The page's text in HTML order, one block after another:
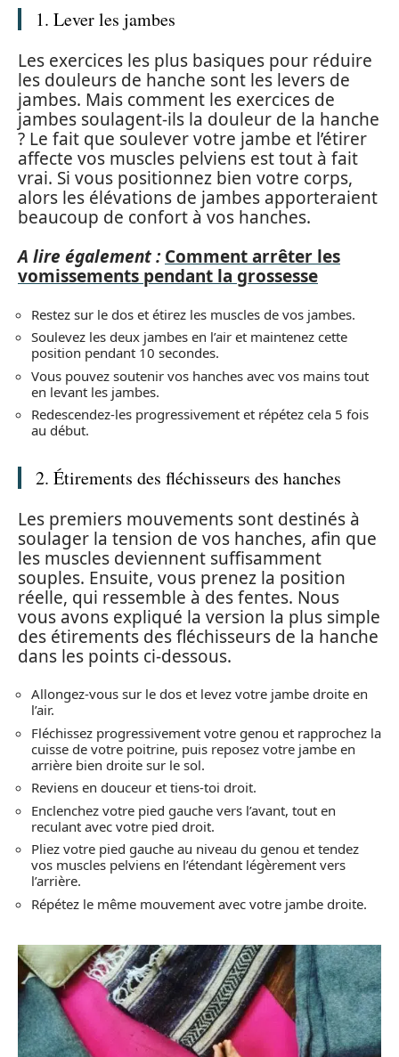
1. Lever les jambes
Les exercices les plus basiques pour réduire
les douleurs de hanche sont les levers de
jambes. Mais comment les exercices de
jambes soulagent-ils la douleur de la hanche
? Le fait que soulever votre jambe et l’étirer
affecte vos muscles pelviens est tout à fait
vrai. Si vous positionnez bien votre corps,
alors les élévations de jambes apporteraient
beaucoup de confort à vos hanches.
A lire également : Comment arrêter les
vomissements pendant la grossesse
Restez sur le dos et étirez les muscles de vos jambes.
Soulevez les deux jambes en l’air et maintenez cette
position pendant 10 secondes.
Vous pouvez soutenir vos hanches avec vos mains tout
en levant les jambes.
Redescendez-les progressivement et répétez cela 5 fois
au début.
2. Étirements des fléchisseurs des hanches
Les premiers mouvements sont destinés à
soulager la tension de vos hanches, afin que
les muscles deviennent suffisamment
souples. Ensuite, vous prenez la position
réelle, qui ressemble à des fentes. Nous
vous avons expliqué la version la plus simple
des étirements des fléchisseurs de la hanche
dans les points ci-dessous.
Allongez-vous sur le dos et levez votre jambe droite en
l’air.
Fléchissez progressivement votre genou et rapprochez la
cuisse de votre poitrine, puis reposez votre jambe en
arrière bien droite sur le sol.
Reviens en douceur et tiens-toi droit.
Enclenchez votre pied gauche vers l’avant, tout en
reculant avec votre pied droit.
Pliez votre pied gauche au niveau du genou et tendez
vos muscles pelviens en l’étendant légèrement vers
l’arrière.
Répétez le même mouvement avec votre jambe droite.